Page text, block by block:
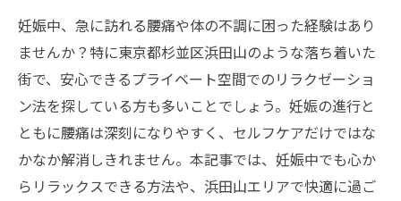
妊娠中、急に訪れる腰痛や体の不調に困った経験はあり
ませんか？特に東京都杉並区浜田山のような落ち着いた
街で、安心できるプライベート空間でのリラクゼーショ
ン法を探している方も多いことでしょう。妊娠の進行と
ともに腰痛は深刻になりやすく、セルフケアだけではな
かなか解消しきれません。本記事では、妊娠中でも心か
らリラックスできる方法や、浜田山エリアで快適に過ご